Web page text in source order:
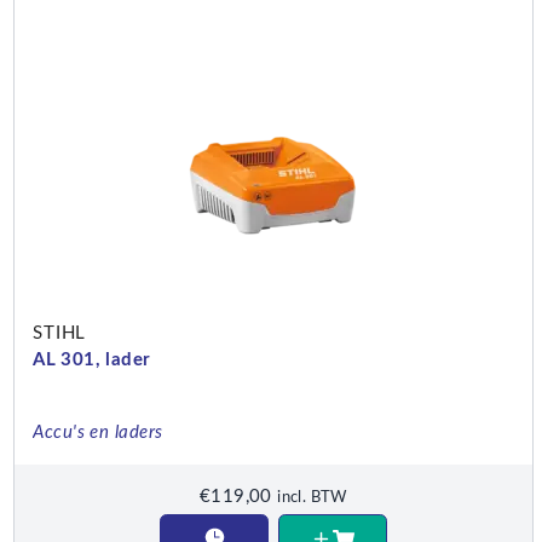
STIHL
AL 301, lader
Accu's en laders
€119,00 incl. BTW